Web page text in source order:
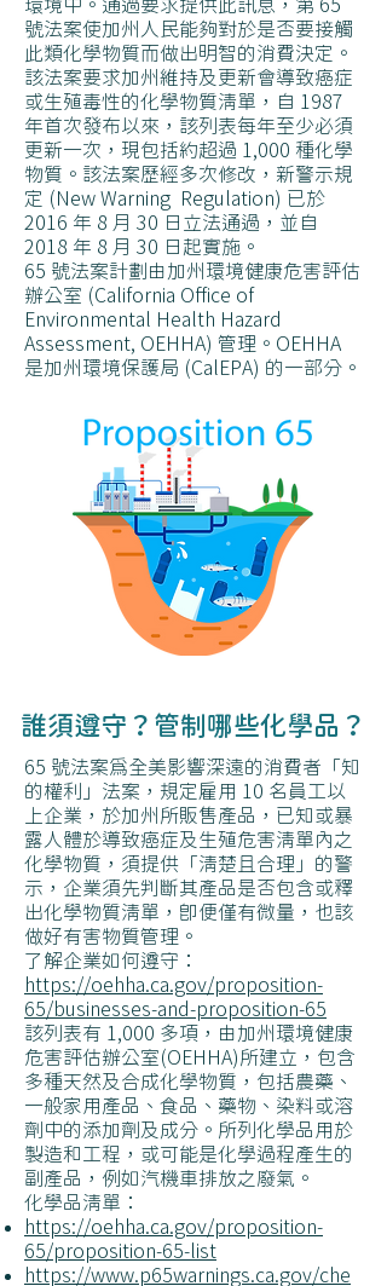
環境中。通過要求提供此訊息，第 65
號法案使加州人民能夠對於是否要接觸
此類化學物質而做出明智的消費決定。
該法案要求加州維持及更新會導致癌症
或生殖毒性的化學物質清單，自 1987
年首次發布以來，該列表每年至少必須
更新一次，現包括約超過 1,000 種化學
物質。該法案歷經多次修改，新警示規
定 (New Warning Regulation) 已於
2016 年 8 月 30 日立法通過，並自
2018 年 8 月 30 日起實施。
65 號法案計劃由加州環境健康危害評估
辦公室 (California Office of
Environmental Health Hazard
Assessment, OEHHA) 管理。OEHHA
是加州環境保護局 (CalEPA) 的一部分。
誰須遵守？​管制哪些化學品？
65 號法案為全美影響深遠的消費者「知
的權利」法案，規定雇用 10 名員工以
上企業，於加州所販售產品，已知或暴
露人體於導致癌症及生殖危害清單內之
化學物質，須提供「清楚且合理」的警
示，企業須先判斷其產品是否包含或釋
出化學物質清單，即便僅有微量，也該
做好有害物質管理。
了解企業如何遵守：
https://oehha.ca.gov/proposition-
65/businesses-and-proposition-65
該列表有 1,000 多項，由加州環境健康
危害評估辦公室(OEHHA)所建立，包含
多種天然及合成化學物質，包括農藥、
一般家用產品、食品、藥物、染料或溶
劑中的添加劑及成分。所列化學品用於
製造和工程，或可能是化學過程產生的
副產品，例如汽機車排放之廢氣。
化學品清單：
https://oehha.ca.gov/proposition-
65/proposition-65-list
https://www.p65warnings.ca.gov/che